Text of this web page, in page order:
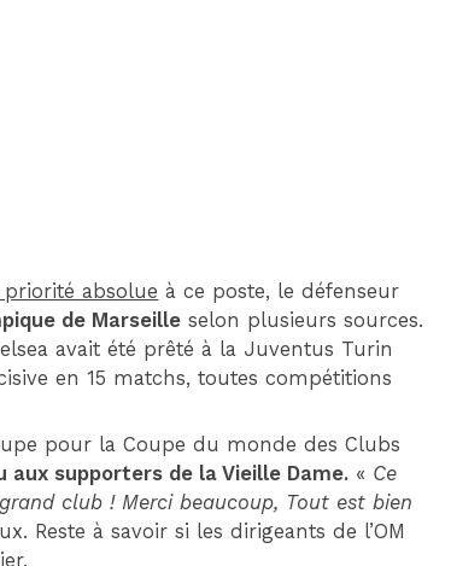
priorité absolue à ce poste, le défenseur
de Marseille selon plusieurs sources.
avait été prêté à la Juventus Turin
en 15 matchs, toutes compétitions
pour la Coupe du monde des Clubs
aux supporters de la Vieille Dame. « Ce
club ! Merci beaucoup, Tout est bien
Reste à savoir si les dirigeants de l’OM